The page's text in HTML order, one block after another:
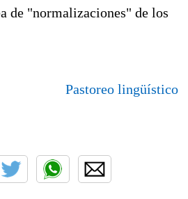
de "normalizaciones" de los
Pastoreo lingüístico